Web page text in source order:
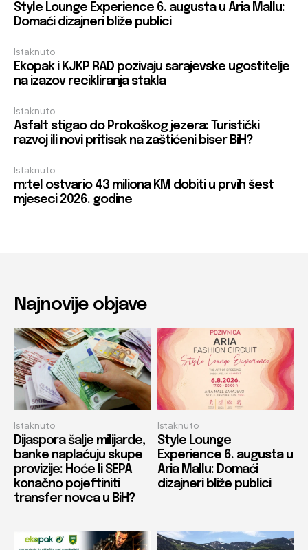
Style Lounge Experience 6. augusta u Aria Mallu:
Domaći dizajneri bliže publici
Istaknuto
Ekopak i KJKP RAD pozivaju sarajevske ugostitelje
na izazov recikliranja stakla
Istaknuto
Asfalt stigao do Prokoškog jezera: Turistički
razvoj ili novi pritisak na zaštićeni biser BiH?
Istaknuto
m:tel ostvario 43 miliona KM dobiti u prvih šest
mjeseci 2026. godine
Najnovije objave
Istaknuto
Dijaspora šalje milijarde,
banke naplaćuju skupe
provizije: Hoće li SEPA
konačno pojeftiniti
transfer novca u BiH?
Istaknuto
Style Lounge
Experience 6. augusta u
Aria Mallu: Domaći
dizajneri bliže publici